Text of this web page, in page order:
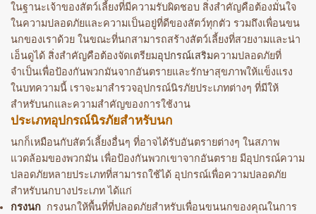
ในฐานะเจ้าของสัตว์เลี้ยงที่มีความรับผิดชอบ สิ่งสำคัญคือต้องมั่นใจ
ในความปลอดภัยและความเป็นอยู่ที่ดีของสัตว์ทุกตัว รวมถึงเพื่อนขน
นกของเราด้วย ในขณะที่นกสามารถสร้างสัตว์เลี้ยงที่สวยงามและน่า
เอ็นดูได้ สิ่งสำคัญคือต้องจัดเตรียมอุปกรณ์เสริมความปลอดภัยที่
จำเป็นเพื่อป้องกันพวกมันจากอันตรายและรักษาสุขภาพให้แข็งแรง
ในบทความนี้ เราจะมาสำรวจอุปกรณ์นิรภัยประเภทต่างๆ ที่มีให้
สำหรับนกและความสำคัญของการใช้งาน
ประเภทอุปกรณ์นิรภัยสำหรับนก
นกก็เหมือนกับสัตว์เลี้ยงอื่นๆ ที่อาจได้รับอันตรายต่างๆ ในสภาพ
แวดล้อมของพวกมัน เพื่อป้องกันพวกเขาจากอันตราย มีอุปกรณ์ความ
ปลอดภัยหลายประเภทที่สามารถใช้ได้ อุปกรณ์เพื่อความปลอดภัย
สำหรับนกบางประเภท ได้แก่
กรงนก กรงนกให้พื้นที่ที่ปลอดภัยสำหรับเพื่อนขนนกของคุณในการ